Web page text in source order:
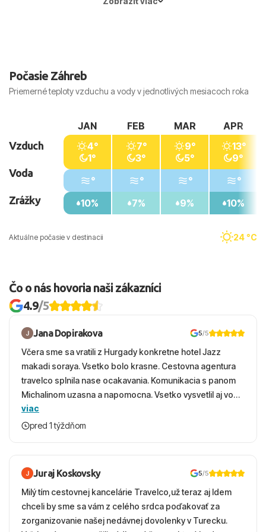
Počasie Záhreb
Priemerné teploty vzduchu a vody v jednotlivých mesiacoch roka
Aktuálne počasie v destinacii 24 °C
Vzduch
Voda
Zrážky
JAN
4°
1°
°
10%
FEB
7°
3°
°
7%
MAR
9°
5°
°
9%
APR
13°
9°
°
10%
Čo o nás hovoria naši zákazníci
4.9/5
Jana Dopirakova 5/5
Včera sme sa vratili z Hurgady konkretne hotel Jazz
makadi soraya. Vsetko bolo krasne. Cestovna agentura
travelco splnila nase ocakavania. Komunikacia s panom
Michalinom uzasna a napomocna. Vsetko vysvetlil aj vo
vecernych hodinach zaco sa ospravedlnujem. Hotel
krasny, cisty. Sluzby top. Strava, prostredie, more,
viac
pred 1 týždňom
Juraj Koskovsky 5/5
Milý tím cestovnej kancelárie Travelco,už teraz aj Idem
chceli by sme sa vám z celého srdca poďakovať za
zorganizovanie našej nedávnej dovolenky v Turecku.